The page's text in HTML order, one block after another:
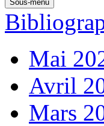
Sous-menu
Mai
Avril
Mars